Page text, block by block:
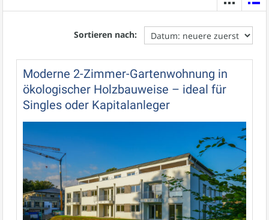
Sortieren nach:
Moderne 2-Zimmer-Gartenwohnung in
ökologischer Holzbauweise – ideal für
Singles oder Kapitalanleger